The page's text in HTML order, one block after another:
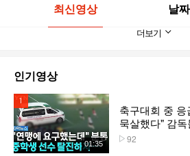
최신영상 날
더보기
인기영상
01:35
축구대회 중
묵살했다" 감
92